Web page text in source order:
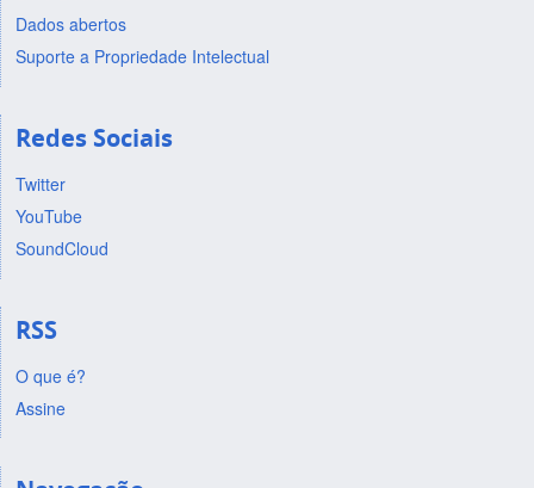
Dados abertos
Suporte a Propriedade Intelectual
Redes Sociais
Twitter
YouTube
SoundCloud
RSS
O que é?
Assine